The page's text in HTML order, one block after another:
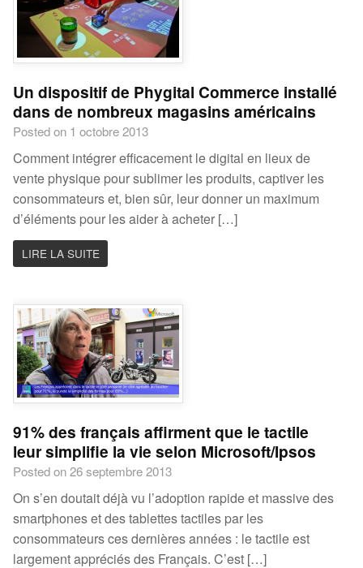
Un dispositif de Phygital Commerce installé
dans de nombreux magasins américains
Posted on 1 octobre 2013
Comment intégrer efficacement le digital en lieux de
vente physique pour sublimer les produits, captiver les
consommateurs et, bien sûr, leur donner un maximum
d’éléments pour les aider à acheter […]
LIRE LA SUITE
91% des français affirment que le tactile
leur simplifie la vie selon Microsoft/Ipsos
Posted on 26 septembre 2013
On s’en doutait déjà vu l’adoption rapide et massive des
smartphones et des tablettes tactiles par les
consommateurs ces dernières années : le tactile est
largement appréciés des Français. C’est […]